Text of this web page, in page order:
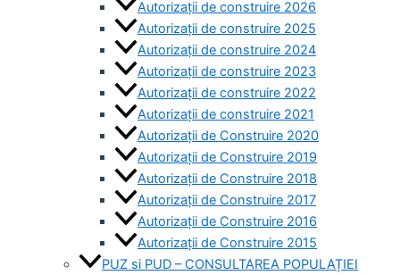
Autorizații de construire 2026
Autorizații de construire 2025
Autorizații de construire 2024
Autorizații de construire 2023
Autorizații de construire 2022
Autorizații de construire 2021
Autorizații de Construire 2020
Autorizații de Construire 2019
Autorizaţii de Construire 2018
Autorizaţii de Construire 2017
Autorizaţii de Construire 2016
Autorizaţii de Construire 2015
PUZ si PUD – CONSULTAREA POPULAȚIEI